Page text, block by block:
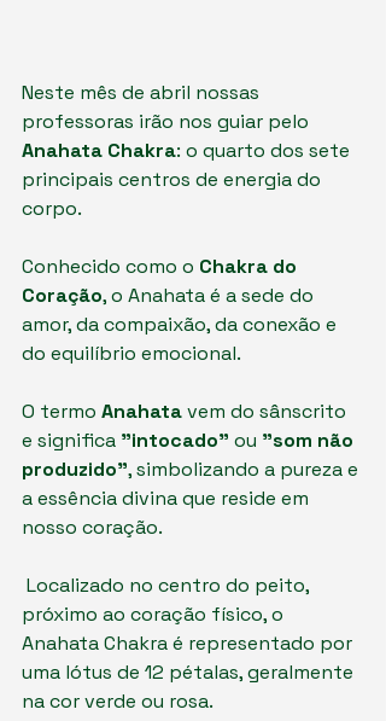
Neste mês de abril nossas
professoras irão nos guiar pelo
Anahata Chakra: o quarto dos sete
principais centros de energia do
corpo.
Conhecido como o Chakra do
Coração, o Anahata é a sede do
amor, da compaixão, da conexão e
do equilíbrio emocional.
O termo Anahata vem do sânscrito
e significa "intocado" ou "som não
produzido", simbolizando a pureza e
a essência divina que reside em
nosso coração.
Localizado no centro do peito,
próximo ao coração físico, o
Anahata Chakra é representado por
uma lótus de 12 pétalas, geralmente
na cor verde ou rosa.